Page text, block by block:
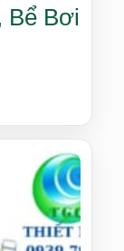
Bể Bơi